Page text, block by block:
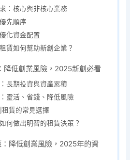
：核心與非核心業務
先順序
化資金配置
賃如何幫助新創企業？
降低創業風險，2025新創必看
長期投資與資產累積
靈活、省錢、降低風險
賃的常見選擇
何做出明智的租賃決策？
降低創業風險，2025年的資